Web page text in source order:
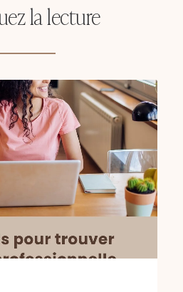
lalecture